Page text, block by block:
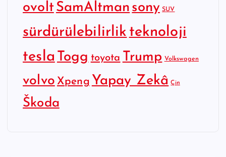
ovoltSamAltman sony SUV
sürdürülebilirlik teknoloji
tesla Togg toyota Trump Volkswagen
volvo Xpeng Yapay Zekâ Çin
Škoda